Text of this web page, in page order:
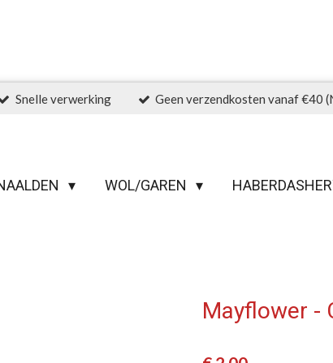
Snelle verwerking Geen verzendkosten vanaf €40
WOL/GAREN
Mayflower -